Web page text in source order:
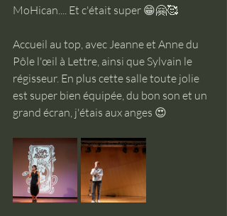
MoHican.... Et c'était super 😁🤗🥰
Accueil au top, avec Jeanne et Anne du
Pôle l'œil à Lettre, ainsi que Sylvain le
régisseur. En plus cette salle toute jolie
est super bien équipée, du bon son et un
grand écran, j'étais aux anges 😍